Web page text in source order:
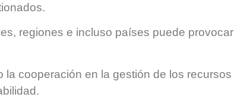
regiones e incluso países puede provocar
cooperación en la gestión de los recursos